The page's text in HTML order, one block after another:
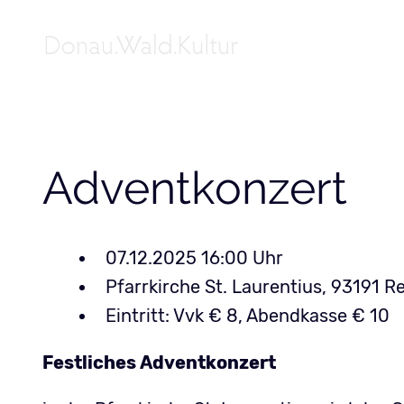
Adventkonzert
07.12.2025 16:00
Pfarrkirche St. Laurentius, 93191
Eintritt: Vvk € 8, Abendkasse € 10
Festliches Adventkonzert